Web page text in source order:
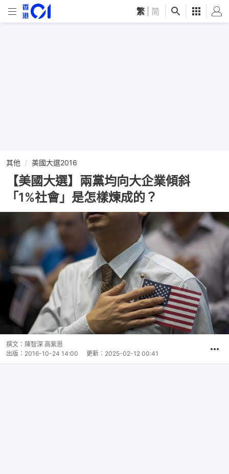
繁 简
其他 美國大選2016
【美國大選】兩黨均向大企業傾斜
「1%社會」是怎樣煉成的？
撰文： 陳智深 高紫恩
出版： 2016-10-24 14:00 更新： 2025-02-12 00:41